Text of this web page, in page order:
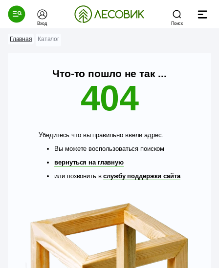
Вход Поиск
Главная Каталог
Что-то пошло не так ...
404
Убедитесь что вы правильно ввели адрес.
Вы можете воспользоваться поиском
вернуться на главную
или позвонить вслужбу поддержки сайта